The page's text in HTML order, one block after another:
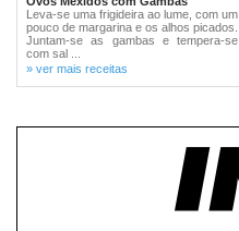
Leva-se uma frigideira ao lume, com um
pouco de margarina e os alhos picados.
Juntam-se as gambas e tempera-se
com sal ...
» ver mais receitas